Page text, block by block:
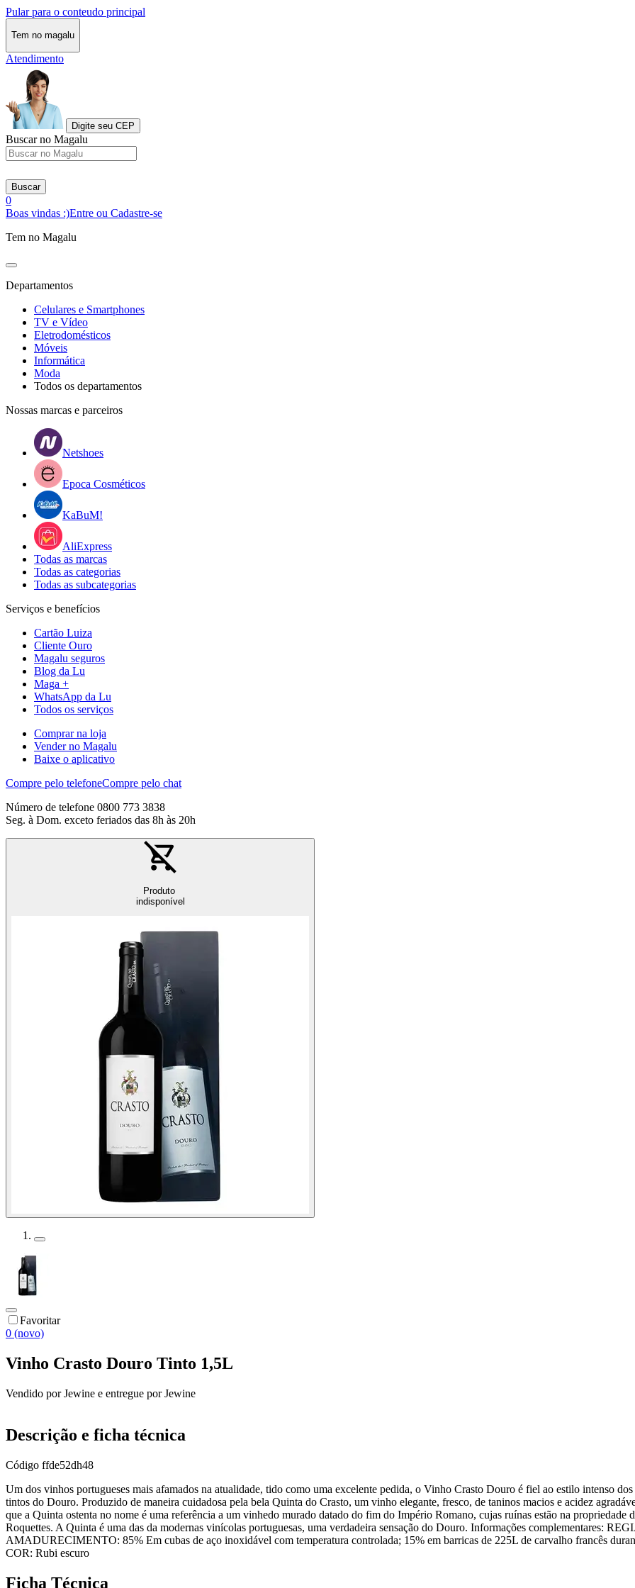
Pular para o conteudo principal
Tem no magalu
Atendimento
Digite seu CEP
Buscar no Magalu
Buscar
0
Boas vindas :)Entre ou Cadastre-se
Tem no Magalu
Departamentos
Celulares e Smartphones
TV e Vídeo
Eletrodomésticos
Móveis
Informática
Moda
Todos os departamentos
Nossas marcas e parceiros
Netshoes
Epoca Cosméticos
KaBuM!
AliExpress
Todas as marcas
Todas as categorias
Todas as subcategorias
Serviços e benefícios
Cartão Luiza
Cliente Ouro
Magalu seguros
Blog da Lu
Maga +
WhatsApp da Lu
Todos os serviços
Comprar na loja
Vender no Magalu
Baixe o aplicativo
Compre pelo telefoneCompre pelo chat
Número de telefone 0800 773 3838
Seg. à Dom. exceto feriados das 8h às 20h
Produto
indisponível
Favoritar
0 (novo)
Vinho Crasto Douro Tinto 1,5L
Vendido porJewine e entregue por Jewine
Descrição e ficha técnica
Código ffde52dh48
Um dos vinhos portugueses mais afamados na atualidade, tido como uma excelente pedida, o Vinho Crasto Douro é fiel ao estilo intenso
tintos do Douro. Produzido de maneira cuidadosa pela bela Quinta do Crasto, um vinho elegante, fresco, de taninos macios e acidez
que a Quinta ostenta no nome é uma referência a um vinhedo murado datado do fim do Império Romano, cujas ruínas estão na propriedade
Roquettes. A Quinta é uma das da modernas vinícolas portuguesas, uma verdadeira sensação do Douro. Informações complementares:
AMADURECIMENTO: 85% Em cubas de aço inoxidável com temperatura controlada; 15% em barricas de 225L de carvalho francês
COR: Rubi escuro
Ficha Técnica